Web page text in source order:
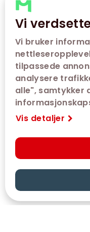
Vi
Vi bruker
tilpassede
analysere
alle", samtykker
Vis detaljer